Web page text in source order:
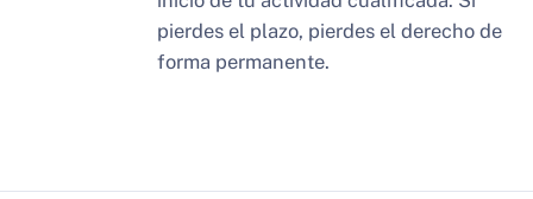
pierdes el plazo, pierdes el derecho de
forma permanente.